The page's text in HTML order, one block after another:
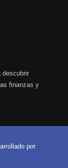
descubrir
finanzas y
por